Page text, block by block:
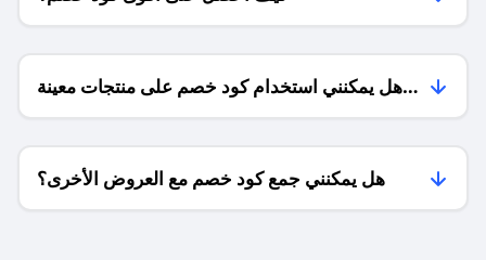
هل يمكنني استخدام كود خصم على منتجات معينة
فقط؟
هل يمكنني جمع كود خصم مع العروض الأخرى؟